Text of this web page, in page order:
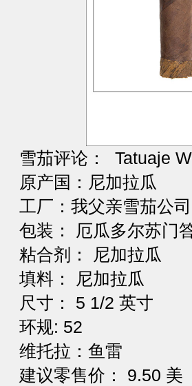
雪茄评论： Tatuaje
原产国：尼加拉瓜
工厂：我父亲雪茄公司
包装： 厄瓜多尔苏门
粘合剂： 尼加拉瓜
填料： 尼加拉瓜
尺寸： 5 1/2 英寸
环规: 52
维托拉：鱼雷
建议零售价： 9.50 美